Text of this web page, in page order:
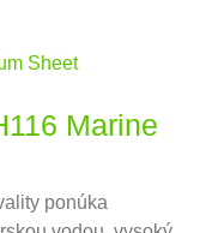
Marine
ponúka